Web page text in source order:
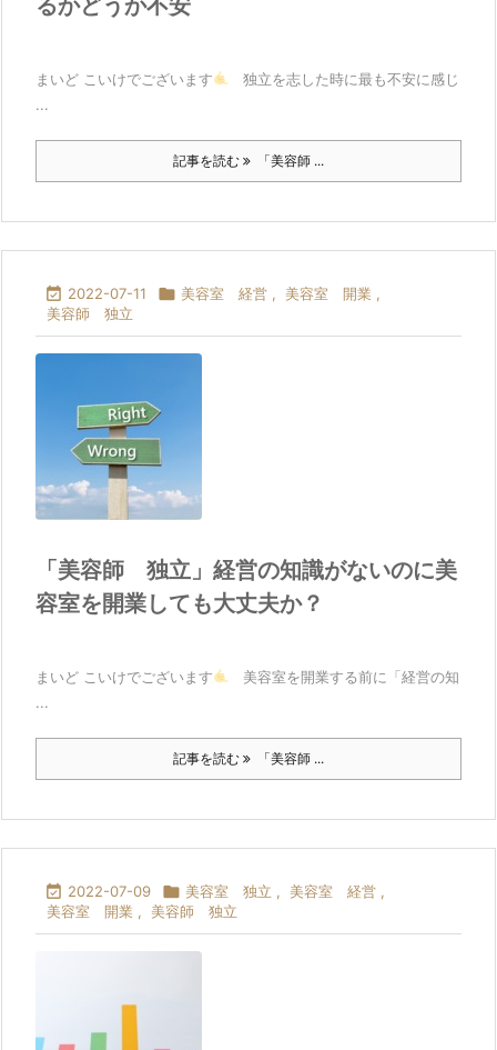
まいど こいけでございます
独立を志した時に最も不安に感じ
...
記事を読む 「美容師 ...
 2022-07-11  美容室 経営 , 美容室 開業 ,
美容師 独立
「美容師 独立」経営の知識がないのに美
容室を開業しても大丈夫か？
まいど こいけでございます
美容室を開業する前に「経営の知
...
記事を読む 「美容師 ...
 2022-07-09  美容室 独立 , 美容室 経営 ,
美容室 開業 , 美容師 独立